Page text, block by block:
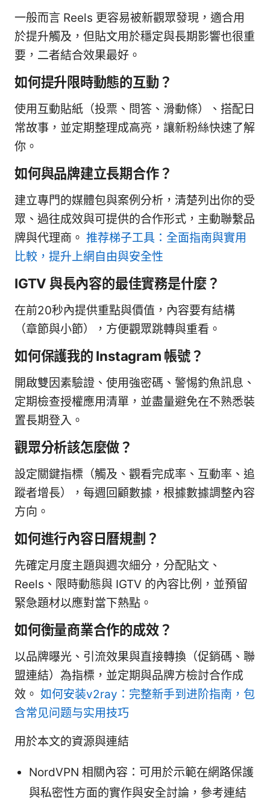
一般而言 Reels 更容易被新觀眾發現，適合用
於提升觸及，但貼文用於穩定與長期影響也很重
要，二者結合效果最好。
如何提升限時動態的互動？
使用互動貼紙（投票、問答、滑動條）、搭配日
常故事，並定期整理成高亮，讓新粉絲快速了解
你。
如何與品牌建立長期合作？
建立專門的媒體包與案例分析，清楚列出你的受
眾、過往成效與可提供的合作形式，主動聯繫品
牌與代理商。 推荐梯子工具：全面指南與實用
比較，提升上網自由與安全性
IGTV 與長內容的最佳實務是什麼？
在前20秒內提供重點與價值，內容要有結構
（章節與小節），方便觀眾跳轉與重看。
如何保護我的 Instagram 帳號？
開啟雙因素驗證、使用強密碼、警惕釣魚訊息、
定期檢查授權應用清單，並盡量避免在不熟悉裝
置長期登入。
觀眾分析該怎麼做？
設定關鍵指標（觸及、觀看完成率、互動率、追
蹤者增長），每週回顧數據，根據數據調整內容
方向。
如何進行內容日曆規劃？
先確定月度主題與週次細分，分配貼文、
Reels、限時動態與 IGTV 的內容比例，並預留
緊急題材以應對當下熱點。
如何衡量商業合作的成效？
以品牌曝光、引流效果與直接轉換（促銷碼、聯
盟連結）為指標，並定期與品牌方檢討合作成
效。 如何安装v2ray：完整新手到进阶指南，包
含常见问题与实用技巧
用於本文的資源與連結
NordVPN 相關內容：可用於示範在網路保護
與私密性方面的實作與安全討論，參考連結